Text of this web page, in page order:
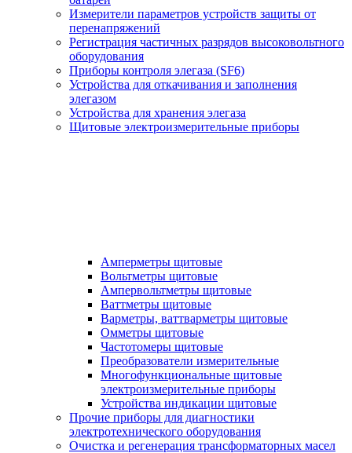
Измерители параметров устройств защиты от
перенапряжений
Регистрация частичных разрядов высоковольтного
оборудования
Приборы контроля элегаза (SF6)
Устройства для откачивания и заполнения
элегазом
Устройства для хранения элегаза
Щитовые электроизмерительные приборы
Амперметры щитовые
Вольтметры щитовые
Ампервольтметры щитовые
Ваттметры щитовые
Варметры, ваттварметры щитовые
Омметры щитовые
Частотомеры щитовые
Преобразователи измерительные
Многофункциональные щитовые
электроизмерительные приборы
Устройства индикации щитовые
Прочие приборы для диагностики
электротехнического оборудования
Очистка и регенерация трансформаторных масел